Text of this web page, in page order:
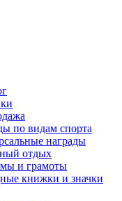
по видам спорта
награды
отдых
и грамоты
книжки и значки